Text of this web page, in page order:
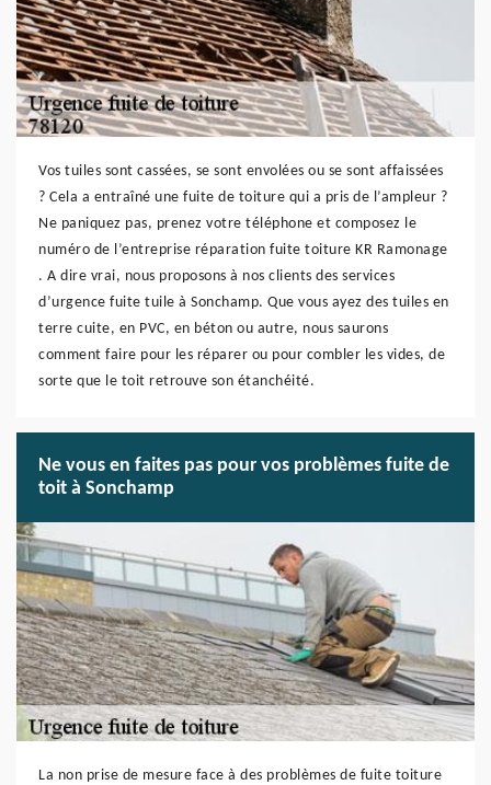
Vos tuiles sont cassées, se sont envolées ou se sont affaissées
? Cela a entraîné une fuite de toiture qui a pris de l’ampleur ?
Ne paniquez pas, prenez votre téléphone et composez le
numéro de l’entreprise réparation fuite toiture KR Ramonage
. A dire vrai, nous proposons à nos clients des services
d’urgence fuite tuile à Sonchamp. Que vous ayez des tuiles en
terre cuite, en PVC, en béton ou autre, nous saurons
comment faire pour les réparer ou pour combler les vides, de
sorte que le toit retrouve son étanchéité.
Ne vous en faites pas pour vos problèmes fuite de
toit à Sonchamp
La non prise de mesure face à des problèmes de fuite toiture